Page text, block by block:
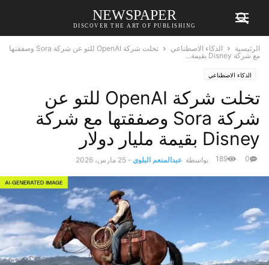
NEWSPAPER
DISCOVER THE ART OF PUBLISHING
الرئيسية الذكاء الاصطناعي
تخلت شركة OpenAI للتو عن شركة Sora وصفقتها
مع شركة Disney بقيمة...
الذكاء الاصطناعي
تخلت شركة OpenAI للتو عن
شركة Sora وصفقتها مع شركة
Disney بقيمة مليار دولار
بواسطة عبدالمنعم البلوي - 25 مارس، 2026 0
189